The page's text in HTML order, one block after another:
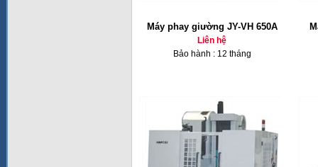
Máy phay giường JY-VH 650A
Liên hệ
Bảo hành : 12 tháng